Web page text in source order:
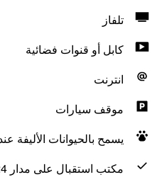
تلفاز
كابل أو قنوات فضائية
انترنت
موقف سيارات
يسمح بالحيوانات
مكتب استقبال على مدار 24 ساعة